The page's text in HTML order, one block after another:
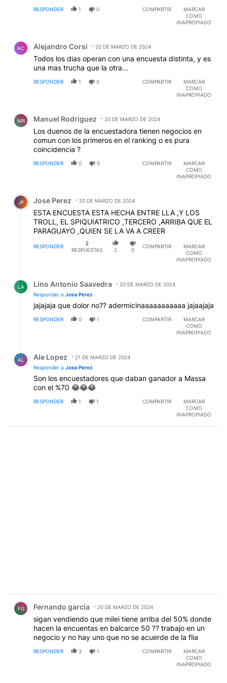
RESPONDER 1 0 COMPARTIR
MARCAR
COMO
INAPROPIADO
AC Alejandro Corsi 20 DE MARZO DE 2024
Todos los dias operan con una encuesta distinta, y es
una mas trucha que la otra...
RESPONDER 1 0 COMPARTIR
MARCAR
COMO
INAPROPIADO
MR Manuel Rodriguez 20 DE MARZO DE 2024
Los duenos de la encuestadora tienen negocios en
comun con los primeros en el ranking o es pura
coincidencia ?
RESPONDER 0 0 COMPARTIR
MARCAR
COMO
INAPROPIADO
Comentario de Jose Perez.
JP Jose Perez 20 DE MARZO DE 2024
ESTA ENCUESTA ESTA HECHA ENTRE LLA ,Y LOS
TROLL, EL SPIQUIATRICO ,TERCERO ,ARRIBA QUE EL
PARAGUAYO ,QUIEN SE LA VA A CREER
RESPONDER
2
RESPUESTAS
2 0
COMPARTIR
MARCAR
COMO
INAPROPIADO
LA Lino Antonio Saavedra
20 DE MARZO DE 2024
Responder a Jose Perez
jajajaja que dolor no?? adermicinaaaaaaaaaaa jajaajaja
RESPONDER 0 1 COMPARTIR
MARCAR
COMO
INAPROPIADO
AL Ale Lopez
21 DE MARZO DE 2024
Responder a Jose Perez
Son los encuestadores que daban ganador a Massa
con el %70 😂😂😂
RESPONDER 1 1 COMPARTIR
MARCAR
COMO
INAPROPIADO
FG Fernando garcia 20 DE MARZO DE 2024
sigan vendiendo que milei tiene arriba del 50% donde
hacen la encuentas en balcarce 50 ?? trabajo en un
negocio y no hay uno que no se acuerde de la flia
RESPONDER 3 1 COMPARTIR
MARCAR
COMO
INAPROPIADO